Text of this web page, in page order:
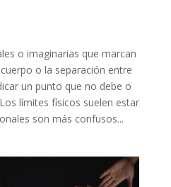
o imaginarias que marcan
o la separación entre
un punto que no debe o
límites físicos suelen estar
son más confusos...